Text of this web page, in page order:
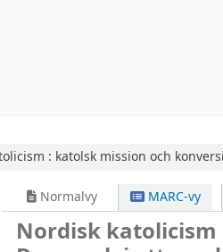
: katolsk mission och
Normalvy MARC-vy
Nordisk